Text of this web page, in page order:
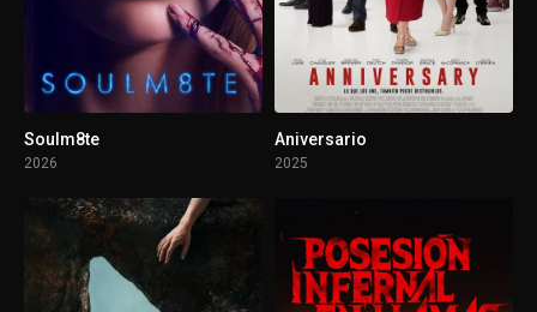
Soulm8te
2026
Aniversario
2025